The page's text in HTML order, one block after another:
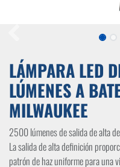
LÁMPARA LED
LÚMENES A
MILWAUKEE
2500 lúmenes de salida de alta
La salida de alta definición
patrón de haz uniforme para una